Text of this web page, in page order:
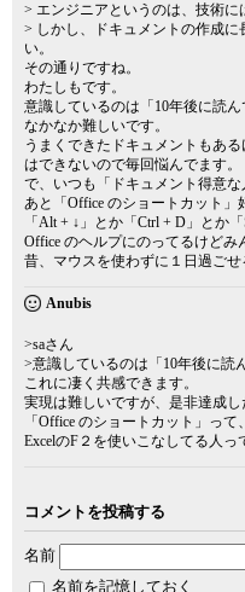
> エンジニアというのは、技術に
> しかし、ドキュメントの作成
い。
その通りですね。
わたしもです。
意識しているのは「10年後に読
なかなか難しいです。
うまくできたドキュメントもあ
はできないので毎回悩んでます。
で、いつも「ドキュメント得意な
あと「Office のショートカット」
「Alt + ↓」とか「Ctrl + D」とか
Office のヘルプにのってるけどみ
昔、マウスを使わずに１日過ごせ
Anubis
>saさん
>意識しているのは「10年後に読
これに凄く共感できます。
実現は難しいですが、是非達成し
「Office のショートカット」っ
ExcelのF２を使いこなしてる人っ
コメントを投稿する
名前
名前を記憶しておく